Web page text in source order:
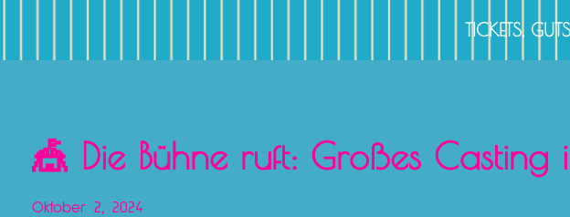
TICKETS,
🎪 Die Bühne ruft: Großes Casting
Oktober 2, 2024